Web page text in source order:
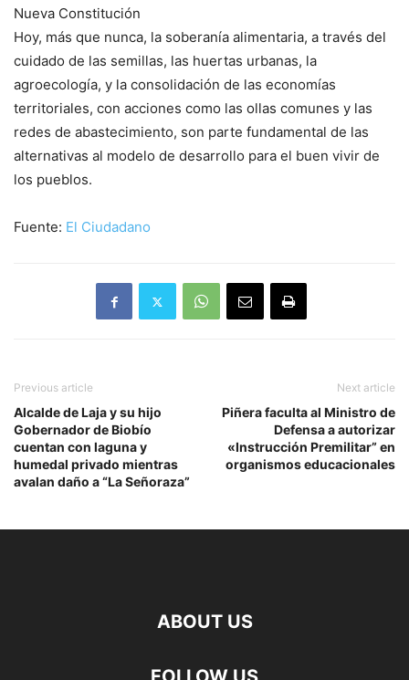
Nueva Constitución
Hoy, más que nunca, la soberanía alimentaria, a través del
cuidado de las semillas, las huertas urbanas, la
agroecología, y la consolidación de las economías
territoriales, con acciones como las ollas comunes y las
redes de abastecimiento, son parte fundamental de las
alternativas al modelo de desarrollo para el buen vivir de
los pueblos.
Fuente: El Ciudadano
Previous article
Alcalde de Laja y su hijo
Gobernador de Biobío
cuentan con laguna y
humedal privado mientras
avalan daño a “La Señoraza”
Next article
Piñera faculta al Ministro de
Defensa a autorizar
«Instrucción Premilitar” en
organismos educacionales
ABOUT US